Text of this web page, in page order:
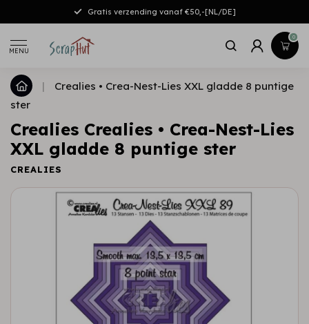
Gratis verzending vanaf €50,-[NL/DE]
MENU
0
|
Crealies • Crea-Nest-Lies XXL gladde 8 puntige
ster
Crealies Crealies • Crea-Nest-Lies
XXL gladde 8 puntige ster
CREALIES